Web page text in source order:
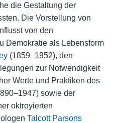
die Gestaltung der
Die Vorstellung von
von den
Demokratie als Lebensform
(1859–1952), den
zur Notwendigkeit
Werte und Praktiken des
sowie der
oktroyierten
Talcott Parsons